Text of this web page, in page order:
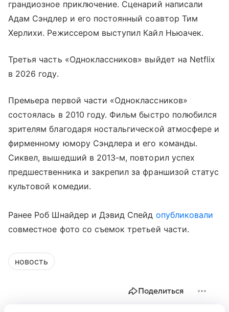
грандиозное приключение. Сценарий написали
Адам Сэндлер и его постоянный соавтор Тим
Херлихи. Режиссером выступил Кайл Ньюачек.
Третья часть «Одноклассников» выйдет на Netflix
в 2026 году.
Премьера первой части «Одноклассников»
состоялась в 2010 году. Фильм быстро полюбился
зрителям благодаря ностальгической атмосфере и
фирменному юмору Сэндлера и его команды.
Сиквел, вышедший в 2013-м, повторил успех
предшественника и закрепил за франшизой статус
культовой комедии.
Ранее Роб Шнайдер и Дэвид Спейд опубликовали
совместное фото со съемок третьей части.
новость
Поделиться